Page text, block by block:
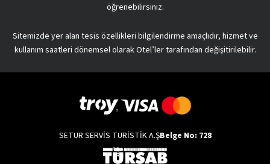
öğrenebilirsiniz.
Sitemizde yer alan tesis özellikleri bilgilendirme amaçlıdır, hizmet ve
kullanım saatleri dönemsel olarak Otel’ler tarafından değişitirilebilir.
SETUR SERVİS TURİSTİK A.ŞBelge No: 728